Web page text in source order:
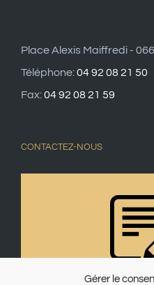
Gérer le
Place Alexis Maiffredi -
Téléphone:04 92 08 21 50
Fax:04 92 08 21 59
CONTACTEZ-NOUS